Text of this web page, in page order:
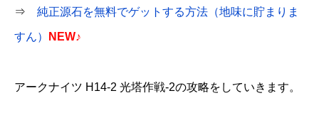
⇒ 純正源石を無料でゲットする方法（地味に貯まりま
すん） NEW♪
アークナイツ H14-2 光塔作戦-2の攻略をしていきます。